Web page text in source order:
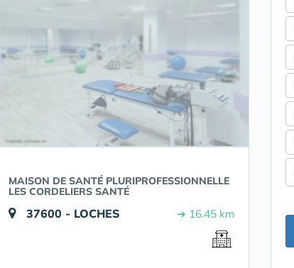
MAISON DE SANTÉ PLURIPROFESSIONNELLE
LES CORDELIERS SANTÉ
37600 - LOCHES ➔ 16.45 km